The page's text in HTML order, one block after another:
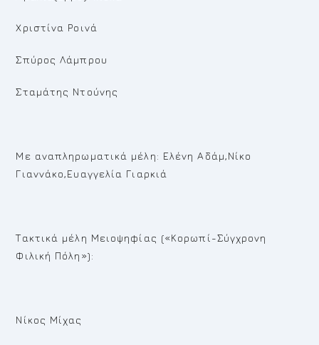
Χριστίνα Ροινά
Σπύρος Λάμπρου
Σταμάτης Ντούνης
Με αναπληρωματικά μέλη: Ελένη Αδάμ,Νίκο
Γιαννάκο,Ευαγγελία Γιαρκιά
Τακτικά μέλη Μειοψηφίας («Κορωπί-Σύγχρονη
Φιλική Πόλη»):
Νίκος Μίχας